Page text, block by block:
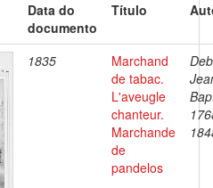
Data do
documento
Título
1835
Marchand
de tabac.
L'aveugle
chanteur.
Marchande
de
pandelos